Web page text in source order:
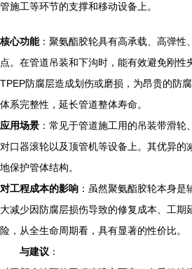
管施工等环节的支撑和移动设备上。
核心功能：聚氨酯胶轮具有高承载、高弹性
点。在管道吊装和下沟时，能有效避免刚性
TPEP防腐层造成划伤或磨损，为昂贵的防
体系完整性，延长管道整体寿命。
应用场景 ：常见于管道施工用的吊装带滑
对口器滚轮以及顶管机等设备上。其优异的
地保护管体结构。
对工程成本的影响 ：虽然聚氨酯胶轮本身
大减少因防腐层损伤导致的修复成本、工期
险，从全生命周期看，具有显著的性价比。
与建议 ：